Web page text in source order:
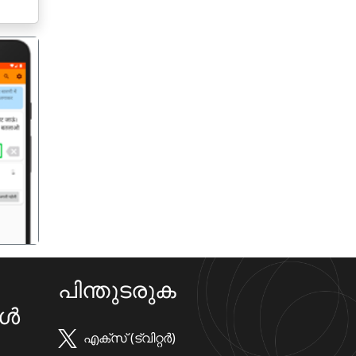
പിന്തുടരുക
എക്സ് (ട്വിറ്റർ)